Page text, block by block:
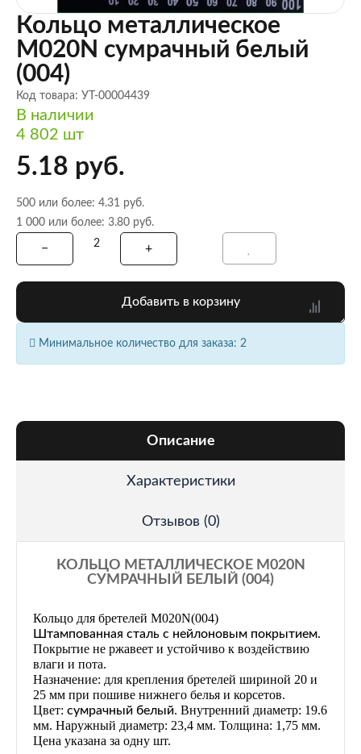
Кольцо металлическое
M020N сумрачный белый
(004)
Код товара: УТ-00004439
В наличии
4 802 шт
5.18 руб.
500 или более: 4.31 руб.
1 000 или более: 3.80 руб.
Добавить в корзину
Минимальное количество для заказа: 2
Описание
Характеристики
Отзывов (0)
КОЛЬЦО МЕТАЛЛИЧЕСКОЕ M020N
СУМРАЧНЫЙ БЕЛЫЙ (004)
Кольцо для бретелей M020N(004)
Штампованная сталь с нейлоновым покрытием.
Покрытие не ржавеет и устойчиво к воздействию
влаги и пота.
Назначение: для крепления бретелей шириной 20 и
25 мм при пошиве нижнего белья и корсетов.
Цвет: сумрачный белый. Внутренний диаметр: 19.6
мм. Наружный диаметр: 23,4 мм. Толщина: 1,75 мм.
Цена указана за одну шт.